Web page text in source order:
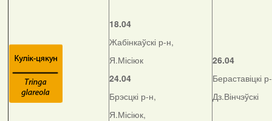
18.04
Жабінкаўскі р-н,
Я.Місіюк
24.04
Брэсцкі р-н,
Я.Місіюк,
26.04
Бераставіцкі
Дз.Вінчэўскі